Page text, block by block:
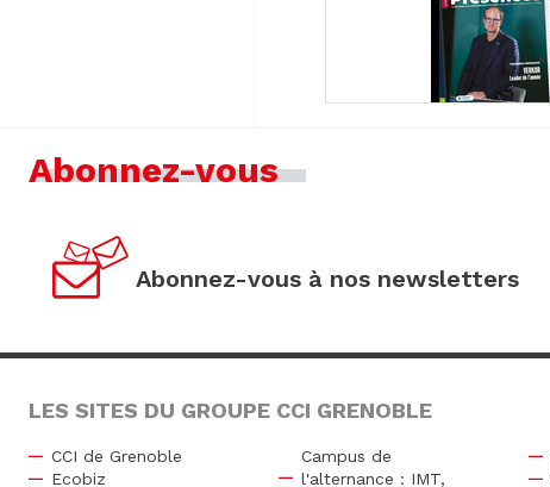
Abonnez-vous
Abonnez-vous à nos newsletters
LES SITES DU GROUPE CCI GRENOBLE
CCI de Grenoble
Ecobiz
Campus de
l'alternance : IMT,